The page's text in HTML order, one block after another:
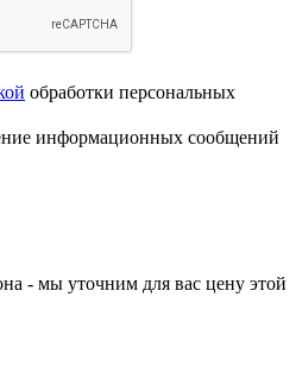
обработки персональных
информационных сообщений
- мы уточним для вас цену этой